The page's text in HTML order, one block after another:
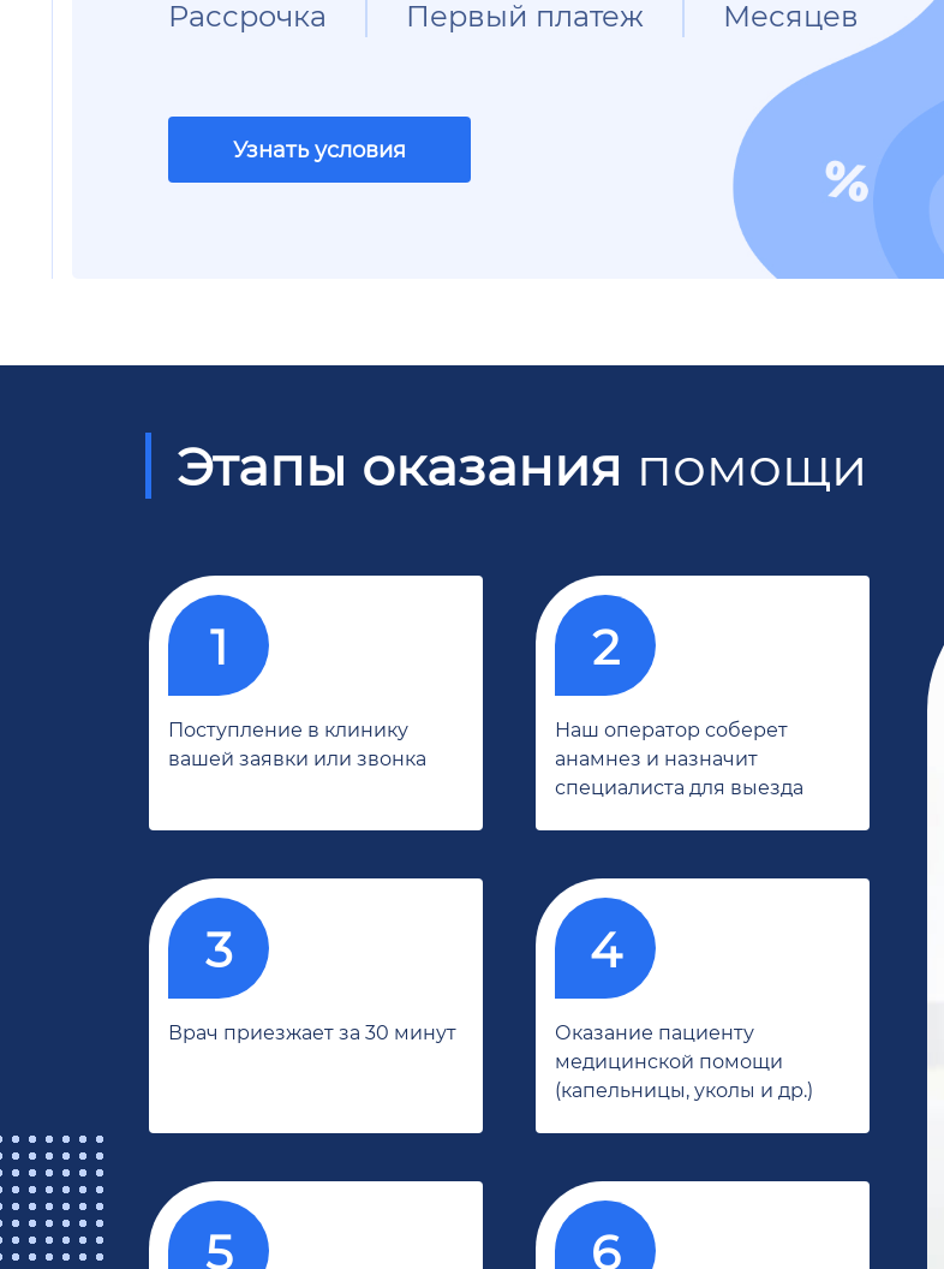
Рассрочка Первый платеж Месяцев
Узнать условия
Этапы оказания помощи
Поступление в клинику
вашей заявки или звонка
Наш оператор соберет
анамнез и назначит
специалиста для выезда
Врач приезжает за 30 минут
Оказание пациенту
медицинской помощи
(капельницы, уколы и др.)